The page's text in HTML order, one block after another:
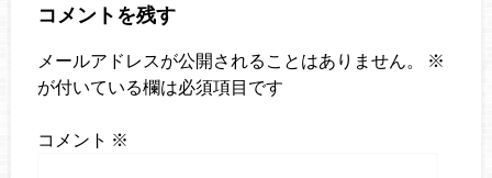
コメントを残す
メールアドレスが公開されることはありません。
※
が付いている欄は必須項目です
コメント ※